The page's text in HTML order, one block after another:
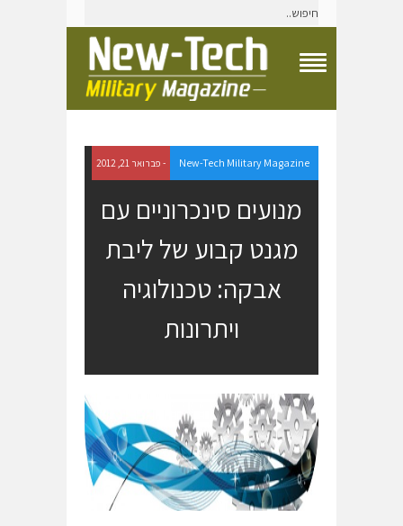
g
l
e
N
n
New-Tech Military Magazine - פברואר 21, 2012
מנועים סינכרוניים עם
מגנט קבוע של ליבת
אבקה: טכנולוגיה
ויתרונות